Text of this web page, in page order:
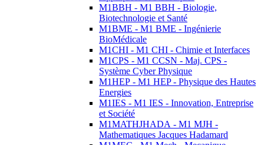
M1BBH - M1 BBH - Biologie,
Biotechnologie et Santé
M1BME - M1 BME - Ingénierie
BioMédicale
M1CHI - M1 CHI - Chimie et Interfaces
M1CPS - M1 CCSN - Maj. CPS -
Système Cyber Physique
M1HEP - M1 HEP - Physique des Hautes
Energies
M1IES - M1 IES - Innovation, Entreprise
et Société
M1MATHJHADA - M1 MJH -
Mathematiques Jacques Hadamard